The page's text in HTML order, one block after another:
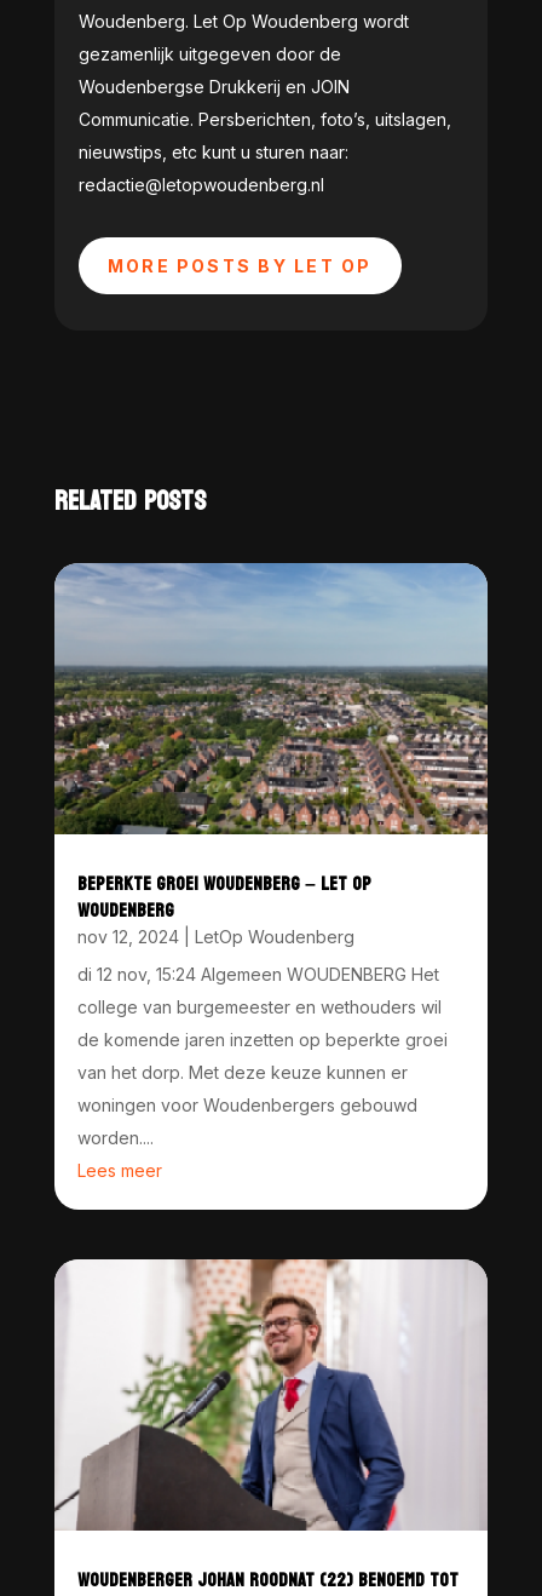
Woudenberg. Let Op Woudenberg wordt
gezamenlijk uitgegeven door de
Woudenbergse Drukkerij en JOIN
Communicatie. Persberichten, foto’s, uitslagen,
nieuwstips, etc kunt u sturen naar:
redactie@letopwoudenberg.nl
MORE POSTS BY LET OP
RELATED POSTS
BEPERKTE GROEI WOUDENBERG – LET OP
WOUDENBERG
nov 12, 2024| LetOp Woudenberg
di 12 nov, 15:24 Algemeen WOUDENBERG Het
college van burgemeester en wethouders wil
de komende jaren inzetten op beperkte groei
van het dorp. Met deze keuze kunnen er
woningen voor Woudenbergers gebouwd
worden....
Lees meer
WOUDENBERGER JOHAN ROODNAT (22) BENOEMD TOT